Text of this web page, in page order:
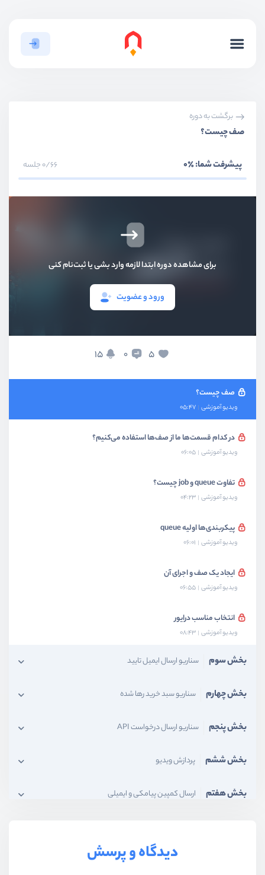
برگشت به دوره
صف چیست؟
پیشرفت شما:٪0 0/66 جلسه
برای مشاهده دوره ابتدا لازمه وارد بشی یا ثبت‌نام کنی
ورود و عضویت
5
0
15 آشنایی با صف‌ها
صف چیست؟
ویدیو آموزشی 05:47
در کدام قسمت‌ها ما از صف‌ها استفاده می‌کنیم؟
ویدیو آموزشی 06:05
تفاوت queue و job چیست؟
ویدیو آموزشی 04:23
پیکربندی‌ها اولیه queue
ویدیو آموزشی 06:01
ایجاد یک صف و اجرای آن
ویدیو آموزشی 06:55
انتخاب مناسب درایور
ویدیو آموزشی 08:43
بخش سوم سناریو ارسال ایمیل تایید
بخش چهارم سناریو سبد خرید رها شده
بخش پنجم سناریو ارسال درخواست API
بخش ششم پردازش ویدیو
بخش هفتم ارسال کمپین پیامکی و ایمیلی
دیدگاه و پرسش